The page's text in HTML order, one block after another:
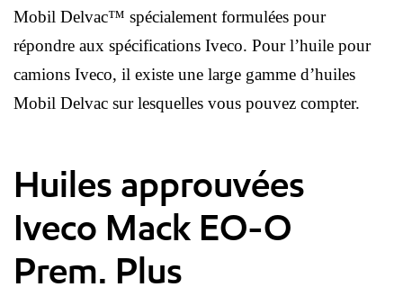
Mobil Delvac™ spécialement formulées pour
répondre aux spécifications Iveco. Pour l’huile pour
camions Iveco, il existe une large gamme d’huiles
Mobil Delvac sur lesquelles vous pouvez compter.
Huiles approuvées
Iveco Mack EO-O
Prem. Plus